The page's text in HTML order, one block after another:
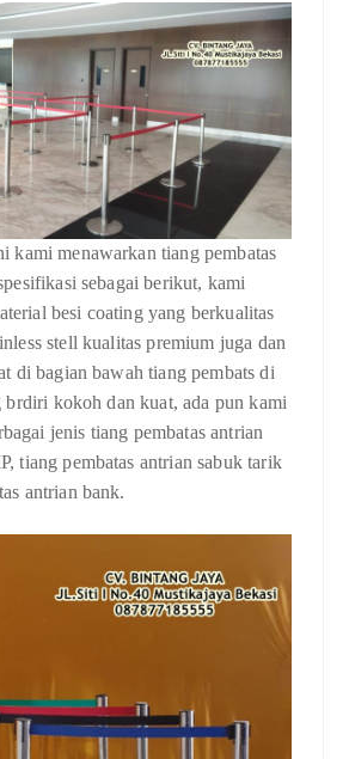
kami menawarkan tiang pembatas
sebagai berikut, kami
besi coating yang berkualitas
stell kualitas premium juga dan
di bagian bawah tiang pembats di
brdiri kokoh dan kuat, ada pun kami
jenis tiang pembatas antrian
tiang pembatas antrian sabuk tarik
antrian bank.